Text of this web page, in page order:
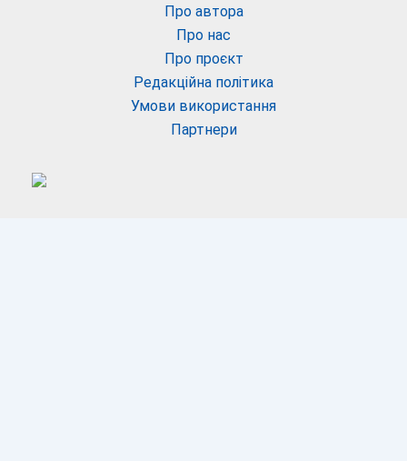
Про автора
Про нас
Про проєкт
Редакційна політика
Умови використання
Партнери